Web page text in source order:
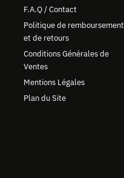
F.A.Q / Contact
Politique de remboursement
et de retours
Conditions Générales de
Ventes
Mentions Légales
Plan du Site